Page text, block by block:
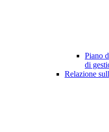
Piano
di
Relazione